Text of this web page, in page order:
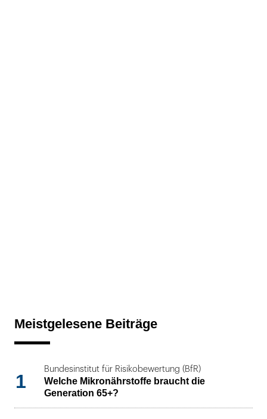
Meistgelesene Beiträge
1
Bundesinstitut für Risikobewertung (BfR)
Welche Mikronährstoffe braucht die
Generation 65+?